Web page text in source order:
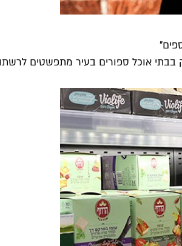
אוכל ספורים בעיר מתפשטים